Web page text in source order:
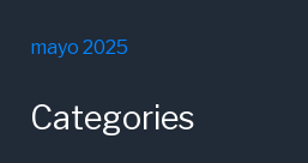
mayo 2025
Categories